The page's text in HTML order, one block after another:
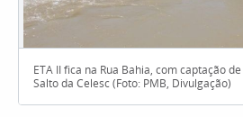
ETA II fica na Rua Bahia, com captação
Salto da Celesc (Foto: PMB, Divulgação)